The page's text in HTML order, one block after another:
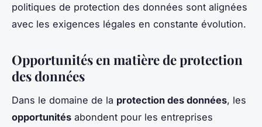
politiques de protection des données sont alignées
avec les exigences légales en constante évolution.
Opportunités en matière de protection
des données
Dans le domaine de la protection des données, les
opportunités abondent pour les entreprises